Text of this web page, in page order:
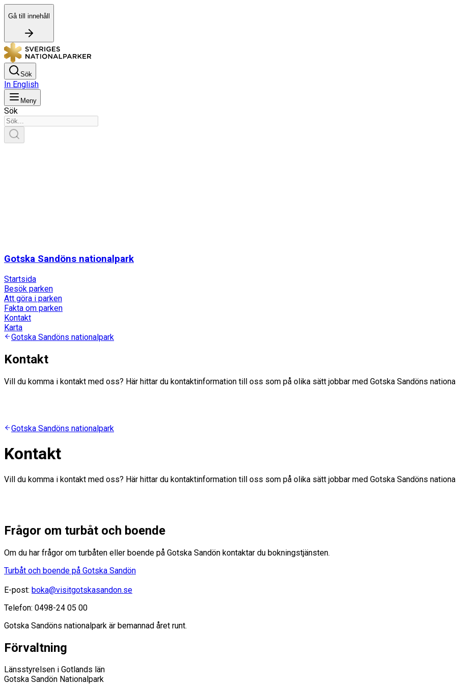
Gå till innehåll
Sök
In English
Meny
Sök
Gotska Sandöns nationalpark
Startsida
Besök parken
Att göra i parken
Fakta om parken
Kontakt
Karta
Gotska Sandöns nationalpark
Kontakt
Vill du komma i kontakt med oss? Här hittar du kontaktinformation till oss som på olika sätt jobbar med Gotska Sandöns
Gotska Sandöns nationalpark
Kontakt
Vill du komma i kontakt med oss? Här hittar du kontaktinformation till oss som på olika sätt jobbar med Gotska Sandöns
Frågor om turbåt och boende
Om du har frågor om turbåten eller boende på Gotska Sandön kontaktar du bokningstjänsten.
Turbåt och boende på Gotska Sandön
E-post: boka@visitgotskasandon.se
Telefon: 0498-24 05 00
Gotska Sandöns nationalpark är bemannad året runt.
Förvaltning
Länsstyrelsen i Gotlands län
Gotska Sandön Nationalpark